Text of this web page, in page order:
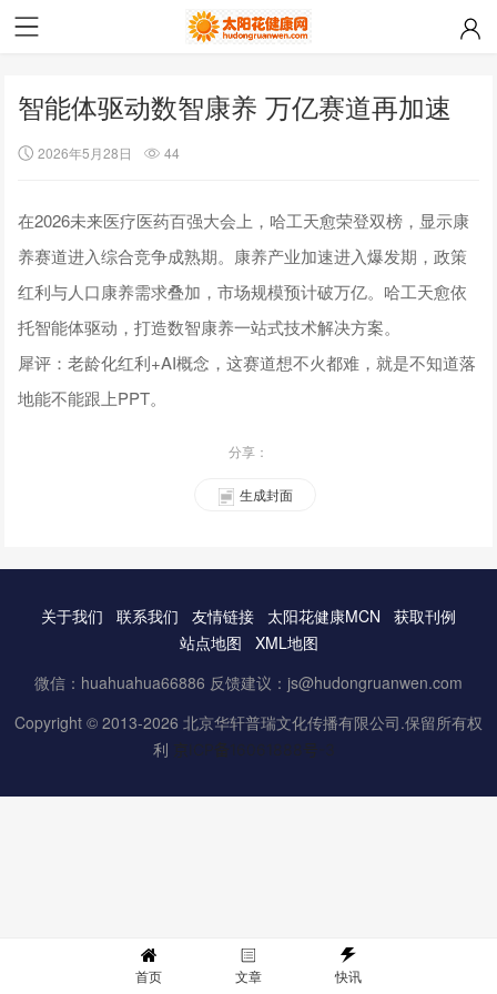
智能体驱动数智康养 万亿赛道再加速
2026年5月28日 44
在2026未来医疗医药百强大会上，哈工天愈荣登双榜，显示康
养赛道进入综合竞争成熟期。康养产业加速进入爆发期，政策
红利与人口康养需求叠加，市场规模预计破万亿。哈工天愈依
托智能体驱动，打造数智康养一站式技术解决方案。
犀评：老龄化红利+AI概念，这赛道想不火都难，就是不知道落
地能不能跟上PPT。
分享：
生成封面
关于我们 联系我们 友情链接 太阳花健康MCN
获取刊例
站点地图
XML地图
微信：huahuahua66886 反馈建议：js@hudongruanwen.com
Copyright © 2013-2026 北京华轩普瑞文化传播有限公司.保留所有权
利 京ICP备16061888号-3
首页 文章 快讯